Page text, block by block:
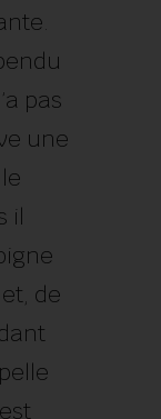
pas
une
il
de